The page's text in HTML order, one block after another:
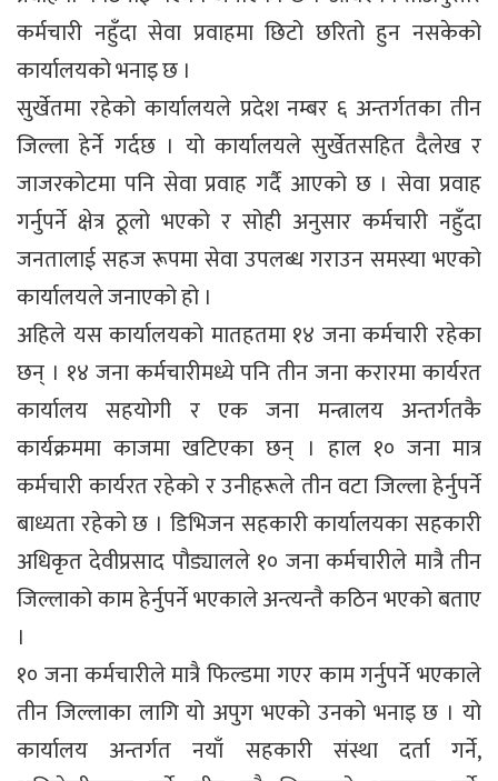
कर्मचारी नहुँदा सेवा प्रवाहमा छिटो छरितो हुन नसकेको
कार्यालयको भनाइ छ ।
सुर्खेतमा रहेको कार्यालयले प्रदेश नम्बर ६ अन्तर्गतका तीन
जिल्ला हेर्ने गर्दछ । यो कार्यालयले सुर्खेतसहित दैलेख र
जाजरकोटमा पनि सेवा प्रवाह गर्दै आएको छ । सेवा प्रवाह
गर्नुपर्ने क्षेत्र ठूलो भएको र सोही अनुसार कर्मचारी नहुँदा
जनतालाई सहज रूपमा सेवा उपलब्ध गराउन समस्या भएको
कार्यालयले जनाएको हो ।
अहिले यस कार्यालयको मातहतमा १४ जना कर्मचारी रहेका
छन् । १४ जना कर्मचारीमध्ये पनि तीन जना करारमा कार्यरत
कार्यालय सहयोगी र एक जना मन्त्रालय अन्तर्गतकै
कार्यक्रममा काजमा खटिएका छन् । हाल १० जना मात्र
कर्मचारी कार्यरत रहेको र उनीहरूले तीन वटा जिल्ला हेर्नुपर्ने
बाध्यता रहेको छ । डिभिजन सहकारी कार्यालयका सहकारी
अधिकृत देवीप्रसाद पौड्यालले १० जना कर्मचारीले मात्रै तीन
जिल्लाको काम हेर्नुपर्ने भएकाले अन्त्यन्तै कठिन भएको बताए
।
१० जना कर्मचारीले मात्रै फिल्डमा गएर काम गर्नुपर्ने भएकाले
तीन जिल्लाका लागि यो अपुग भएको उनको भनाइ छ । यो
कार्यालय अन्तर्गत नयाँ सहकारी संस्था दर्ता गर्ने,